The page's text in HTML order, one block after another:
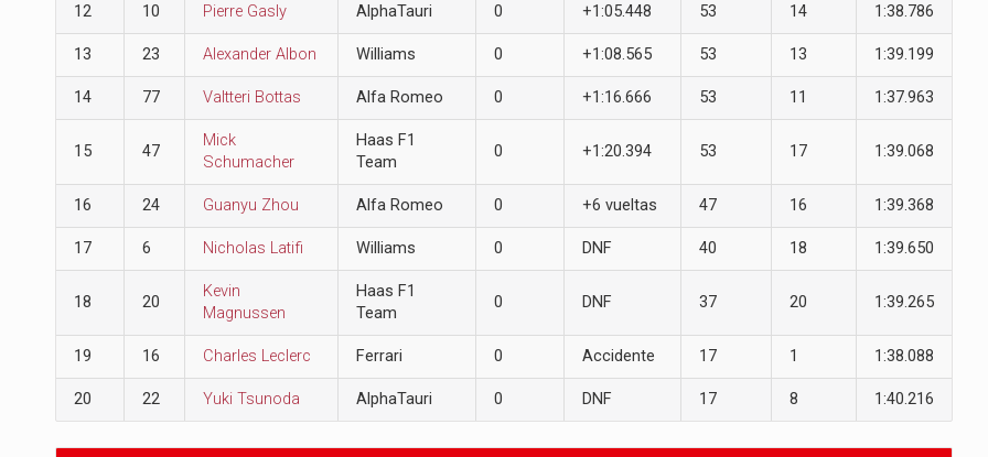
12 10 Pierre Gasly AlphaTauri 0 +1:05.448 53 14 1:38.786
13 23 Alexander Albon Williams 0 +1:08.565 53 13 1:39.199
14 77 Valtteri Bottas Alfa Romeo 0 +1:16.666 53 11 1:37.963
15 47
Mick
Schumacher
Haas F1
Team
0 +1:20.394 53 17 1:39.068
16 24 Guanyu Zhou Alfa Romeo 0 +6 vueltas 47 16 1:39.368
17 6 Nicholas Latifi Williams 0 DNF 40 18 1:39.650
18 20
Kevin
Magnussen
Haas F1
Team
0 DNF 37 20 1:39.265
19 16 Charles Leclerc Ferrari 0 Accidente 17 1 1:38.088
20 22 Yuki Tsunoda AlphaTauri 0 DNF 17 8 1:40.216